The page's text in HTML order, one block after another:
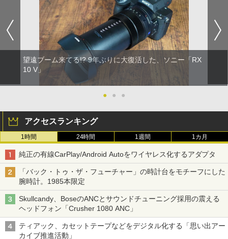
望遠ブーム来てる!? 9年ぶりに大復活した、ソニー「RX
10 V」
● ● ●
アクセスランキング
1時間 24時間 1週間 1カ月
純正の有線CarPlay/Android Autoをワイヤレス化するアダプタ
「バック・トゥ・ザ・フューチャー」の時計台をモチーフにした
腕時計。1985本限定
Skullcandy、BoseのANCとサウンドチューニング採用の震える
ヘッドフォン「Crusher 1080 ANC」
ティアック、カセットテープなどをデジタル化する「思い出アー
カイブ推進活動」